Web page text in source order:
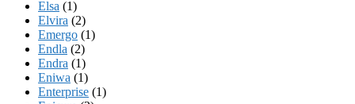
Elsa (1)
Elvira (2)
Emergo (1)
Endla (2)
Endra (1)
Eniwa (1)
Enterprise (1)